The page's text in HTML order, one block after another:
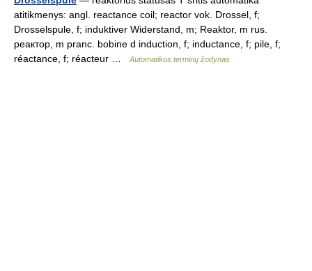
atitikmenys: angl. reactance coil; reactor vok. Drossel, f;
Drosselspule, f; induktiver Widerstand, m; Reaktor, m rus.
реактор, m pranc. bobine d induction, f; inductance, f; pile, f;
réactance, f; réacteur …
Automatikos terminų žodynas